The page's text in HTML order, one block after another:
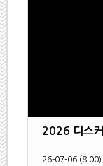
2026 디스커
26-07-06 (8:00)